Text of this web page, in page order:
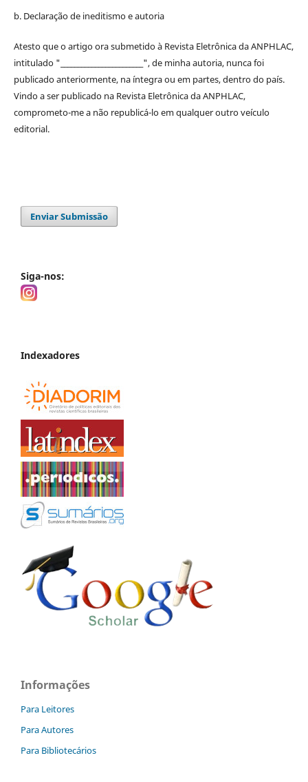
b. Declaração de ineditismo e autoria
Atesto que o artigo ora submetido à Revista Eletrônica da ANPHLAC,
intitulado "________________________", de minha autoria, nunca foi
publicado anteriormente, na íntegra ou em partes, dentrodo país.
Vindo a ser publicado na Revista Eletrônica da ANPHLAC,
comprometo-me a não republicá-lo em qualquer outro veículo
editorial.
Enviar Submissão
Siga-nos:
Indexadores
Informações
Para Leitores
Para Autores
Para Bibliotecários